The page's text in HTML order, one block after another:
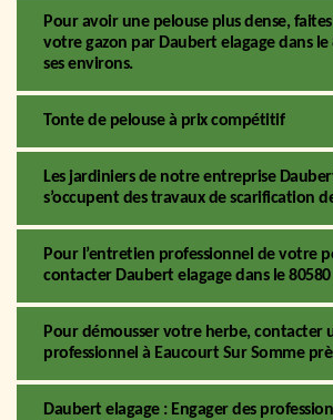
Pour avoir une pelouse plus dense,
votre gazon par Daubert elagage dans le
ses environs.
Tonte de pelouse à prix compétitif
Les jardiniers de notre entreprise
s’occupent des travaux de scarification
Pour l’entretien professionnel de votre
contacter Daubert elagage dans le 80580
Pour démousser votre herbe, contacter
professionnel à Eaucourt Sur Somme
Daubert elagage : Engager des